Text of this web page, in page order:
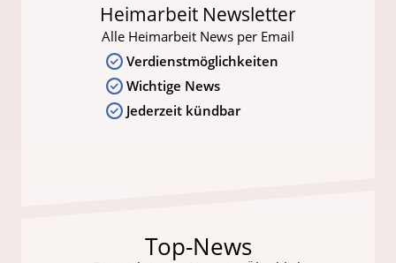
Heimarbeit Newsletter
Alle Heimarbeit News per Email
Verdienstmöglichkeiten
Wichtige News
Jederzeit kündbar
Top-News